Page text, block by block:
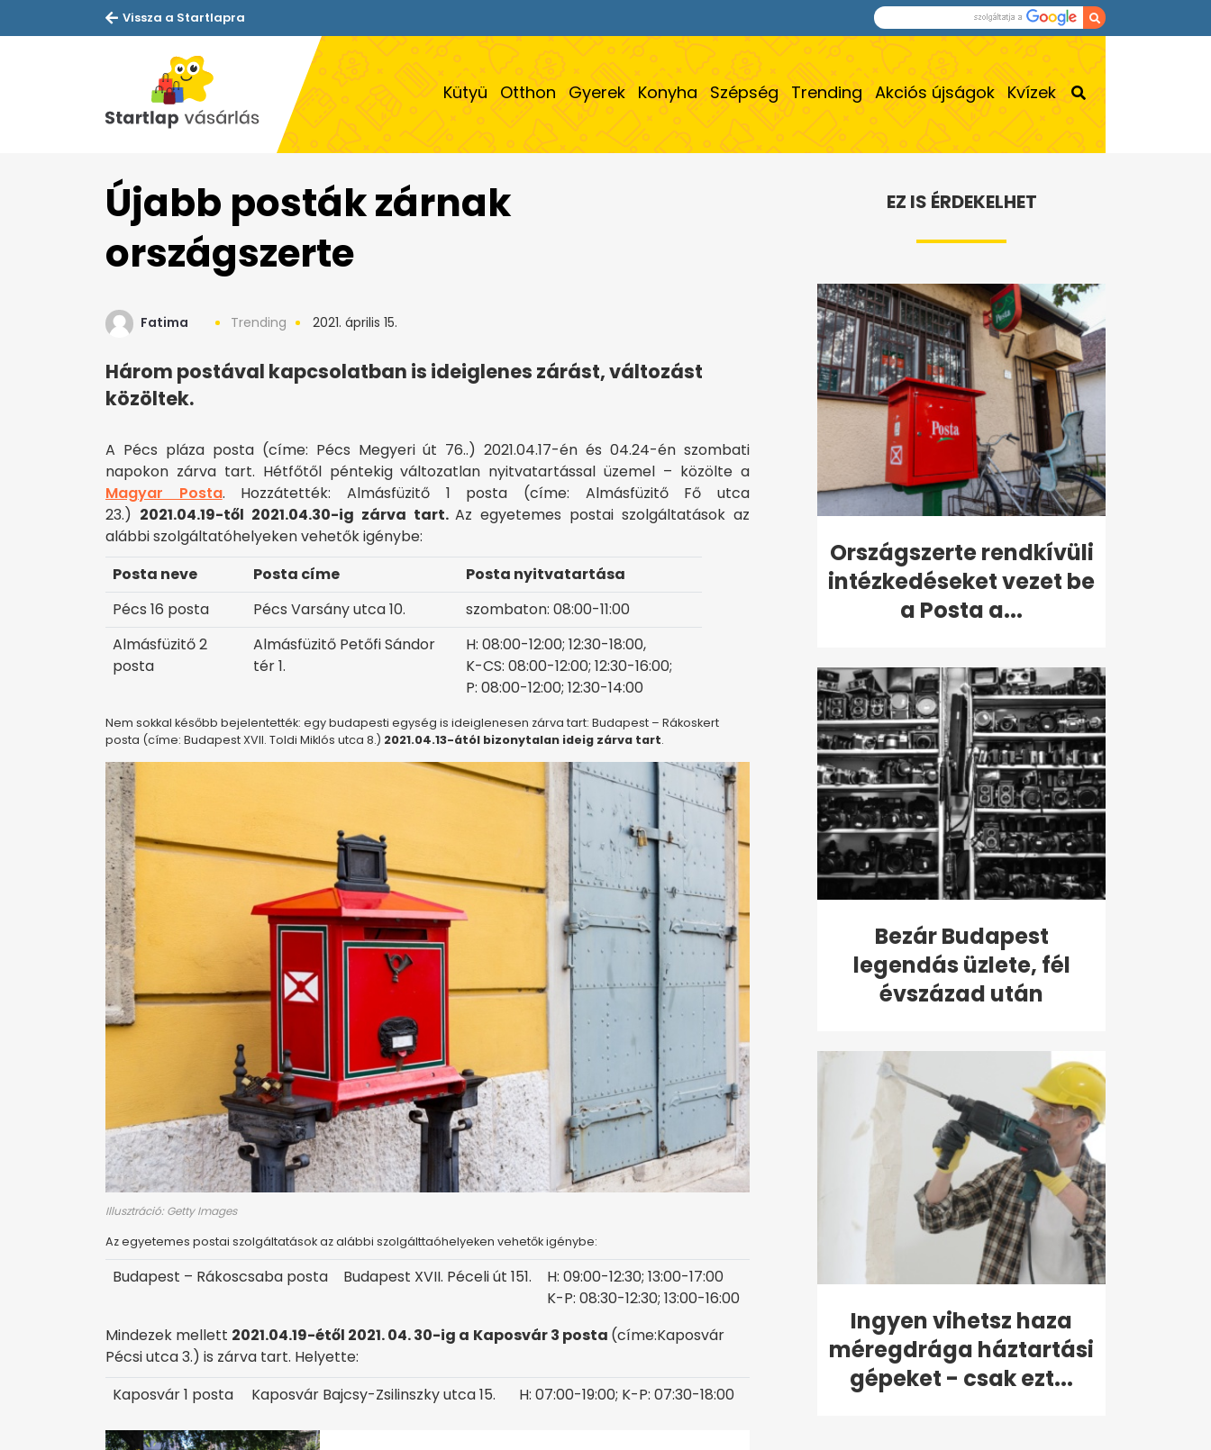
Vissza a Startlapra
Kütyü Otthon Gyerek Konyha Szépség Trending Akciós újságok Kvízek
Újabb posták zárnak
országszerte
Fatima Trending 2021. április 15.
Három postával kapcsolatban is ideiglenes zárást, változást
közöltek.
A Pécs pláza posta (címe: Pécs Megyeri út 76..) 2021.04.17-én és 04.24-én szombati
napokon zárva tart. Hétfőtől péntekig változatlan nyitvatartással üzemel – közölte a
Magyar Posta. Hozzátették: Almásfüzitő 1 posta (címe: Almásfüzitő Fő utca
23.) 2021.04.19-től 2021.04.30-ig zárva tart.Az egyetemes postai szolgáltatások az
alábbi szolgáltatóhelyeken vehetők igénybe:
Posta neve
Posta címe
Posta nyitvatartása
Pécs 16 posta
Pécs Varsány utca 10.
szombaton: 08:00-11:00
Almásfüzitő 2
posta
Almásfüzitő Petőfi Sándor
tér 1.
H: 08:00-12:00; 12:30-18:00,
K-CS: 08:00-12:00; 12:30-16:00;
P: 08:00-12:00; 12:30-14:00
Nem sokkal később bejelentették: egy budapesti egység is ideiglenesen zárva tart: Budapest – Rákoskert
posta (címe: Budapest XVII. Toldi Miklós utca 8.) 2021.04.13-ától bizonytalan ideig zárva tart.
Illusztráció: Getty Images
Az egyetemes postai szolgáltatások az alábbi szolgálttaóhelyeken vehetők igénybe:
Budapest – Rákoscsaba posta Budapest XVII. Péceli út 151.
H: 09:00-12:30; 13:00-17:00
K-P: 08:30-12:30; 13:00-16:00
Mindezek mellett 2021.04.19-étől 2021. 04. 30-ig a Kaposvár 3 posta (címe:Kaposvár
Pécsi utca 3.) is zárva tart. Helyette:
Kaposvár 1 posta
Kaposvár Bajcsy-Zsilinszky utca 15. H: 07:00-19:00; K-P: 07:30-18:00
EZ IS ÉRDEKELHET
Országszerte rendkívüli
intézkedéseket vezet be
a Posta a...
Bezár Budapest
legendás üzlete, fél
évszázad után
Ingyen vihetsz haza
méregdrága háztartási
gépeket - csak ezt...